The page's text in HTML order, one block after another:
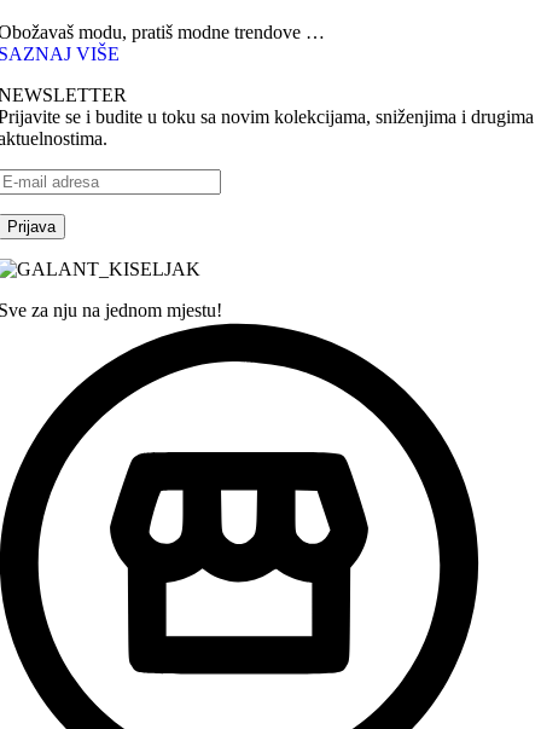
modu, pratiš modne trendove …
VIŠE
se i budite u toku sa novim kolekcijama, sniženjima i drugima
za nju na jednom mjestu!